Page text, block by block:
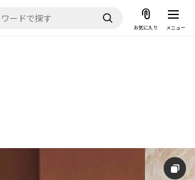
お気に入り メニュー